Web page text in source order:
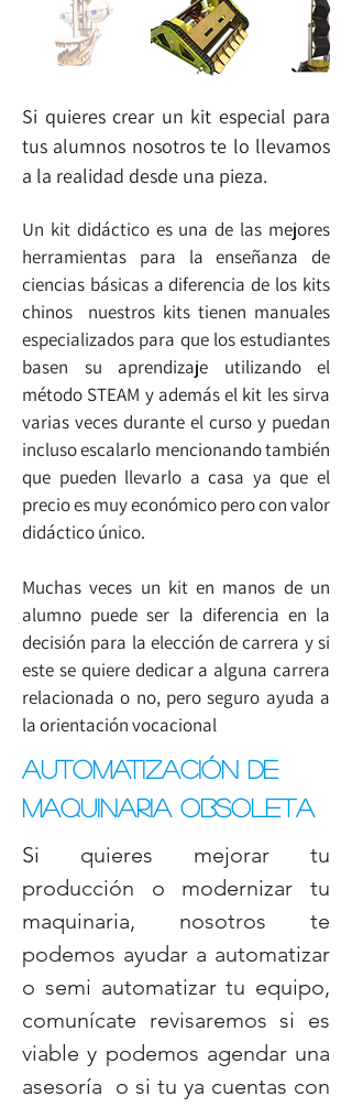
Si quieres crear un kit especial para
tus alumnos nosotros te lo llevamos
a la realidad desde una pieza.
Un kit didáctico es una de las mejores
herramientas para la enseñanza de
ciencias básicas a diferencia de los kits
chinos nuestros kits tienen manuales
especializados para que los estudiantes
basen su aprendizaje utilizando el
método STEAM y además el kit les sirva
varias veces durante el curso y puedan
incluso escalarlo mencionando también
que pueden llevarlo a casa ya que el
precio es muy económico pero con valor
didáctico único.
Muchas veces un kit en manos de un
alumno puede ser la diferencia en la
decisión para la elección de carrera y si
este se quiere dedicar a alguna carrera
relacionada o no, pero seguro ayuda a
la orientación vocacional
Automatización de
maquinaria obsoleta
Si quieres mejorar tu
producción o modernizar tu
maquinaria, nosotros te
podemos ayudar a automatizar
o semi automatizar tu equipo,
comunícate revisaremos si es
viable y podemos agendar una
asesoría o si tu ya cuentas con